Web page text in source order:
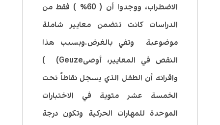
الاضطراب، ووجدوا أن ( 60٪ ) فقط من
الدراسات كانت تتضمن معايير شاملة
موضوعية وتفي بالغرض.وبسبب هذا
النقص في المعايير، أوصىGeuze) )
واقرانه أن الطفل الذي يسجل نقاطاً تحت
الخمسة عشر مئوية في الاختبارات
الموحدة للمهارات الحركية وتكون درجة